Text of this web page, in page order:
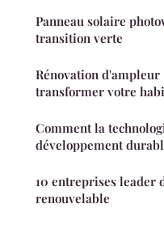
Panneau solaire
transition verte
Rénovation
transformer votre
Comment la
développement
10 entreprises leader
renouvelable